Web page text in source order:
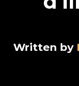
Written by